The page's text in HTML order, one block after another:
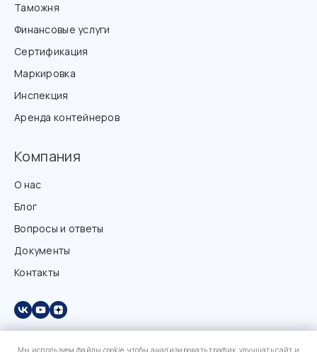
Таможня
Финансовые услуги
Сертификация
Маркировка
Инспекция
Аренда контейнеров
Компания
О нас
Блог
Вопросы и ответы
Документы
Контакты
Мы используем файлы cookie, чтобы анализировать трафик, улучшать сайт и